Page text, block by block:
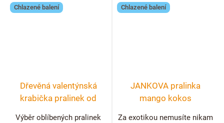
Chlazené balení
Dřevěná valentýnská
krabička pralinek od
Výběr oblíbených pralinek
Chlazené balení
JANKOVA pralinka
mango kokos
Za exotikou nemusíte nikam